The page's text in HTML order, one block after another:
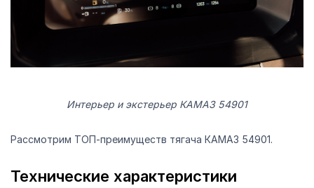
Интерьер и экстерьер КАМАЗ 54901
Рассмотрим ТОП-преимуществ тягача КАМАЗ 54901.
Технические характеристики